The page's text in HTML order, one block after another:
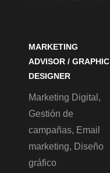
MARKETING
ADVISOR / GRAPHIC
DESIGNER
Marketing Digital,
Gestión de
campañas, Email
marketing, Diseño
gráfico